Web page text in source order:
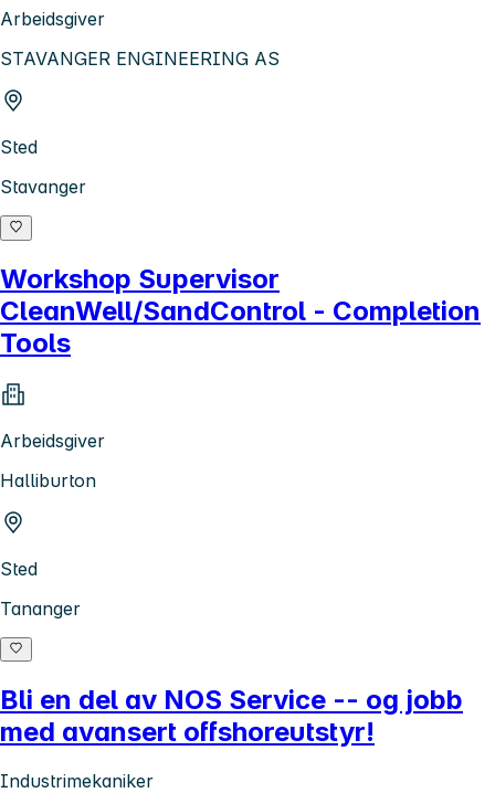
Arbeidsgiver
STAVANGER ENGINEERING AS
Sted
Stavanger
Workshop Supervisor
CleanWell/SandControl - Completion
Tools
Arbeidsgiver
Halliburton
Sted
Tananger
Bli en del av NOS Service -- og jobb
med avansert offshoreutstyr!
Industrimekaniker